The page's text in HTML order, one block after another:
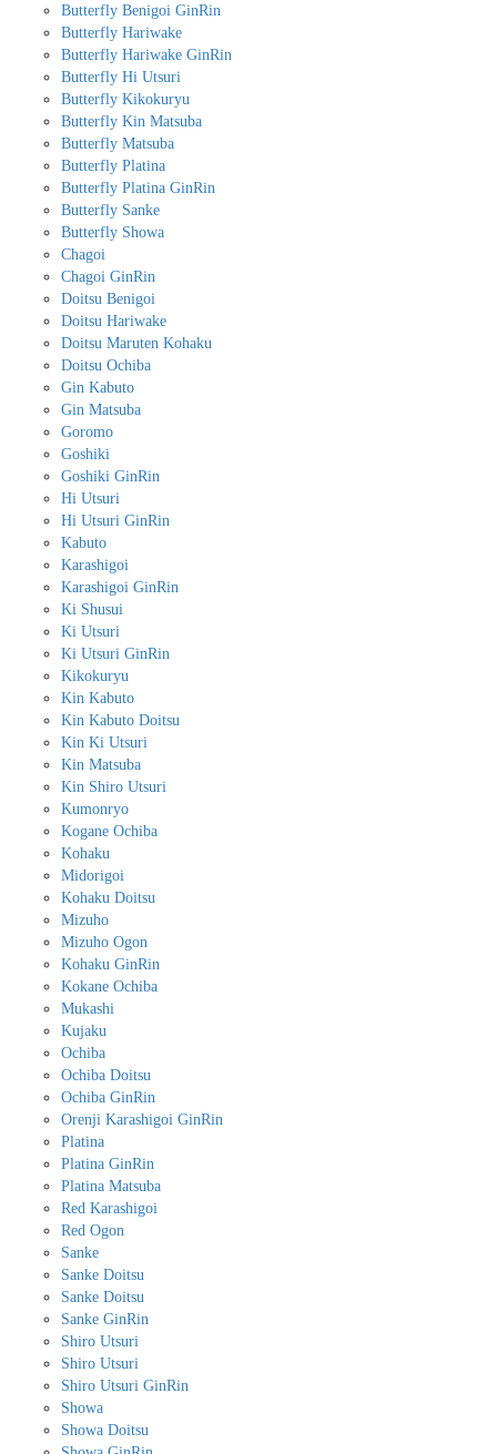
Butterfly Benigoi GinRin
Butterfly Hariwake
Butterfly Hariwake GinRin
Butterfly Hi Utsuri
Butterfly Kikokuryu
Butterfly Kin Matsuba
Butterfly Matsuba
Butterfly Platina
Butterfly Platina GinRin
Butterfly Sanke
Butterfly Showa
Chagoi
Chagoi GinRin
Doitsu Benigoi
Doitsu Hariwake
Doitsu Maruten Kohaku
Doitsu Ochiba
Gin Kabuto
Gin Matsuba
Goromo
Goshiki
Goshiki GinRin
Hi Utsuri
Hi Utsuri GinRin
Kabuto
Karashigoi
Karashigoi GinRin
Ki Shusui
Ki Utsuri
Ki Utsuri GinRin
Kikokuryu
Kin Kabuto
Kin Kabuto Doitsu
Kin Ki Utsuri
Kin Matsuba
Kin Shiro Utsuri
Kumonryo
Kogane Ochiba
Kohaku
Midorigoi
Kohaku Doitsu
Mizuho
Mizuho Ogon
Kohaku GinRin
Kokane Ochiba
Mukashi
Kujaku
Ochiba
Ochiba Doitsu
Ochiba GinRin
Orenji Karashigoi GinRin
Platina
Platina GinRin
Platina Matsuba
Red Karashigoi
Red Ogon
Sanke
Sanke Doitsu
Sanke Doitsu
Sanke GinRin
Shiro Utsuri
Shiro Utsuri
Shiro Utsuri GinRin
Showa
Showa Doitsu